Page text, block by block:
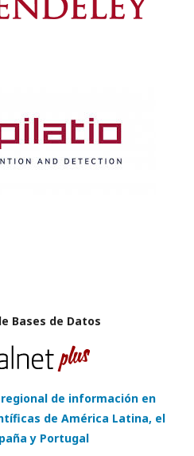
Bases de Datos